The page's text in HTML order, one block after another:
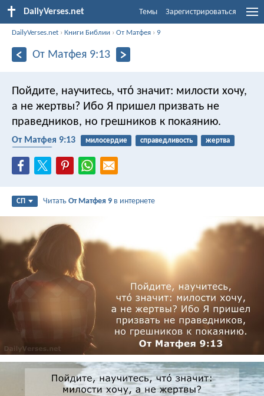
DailyVerses.net Темы Зарегистрироваться
DailyVerses.net ›Книги Библии ›От Матфея › 9
От Матфея 9:13
Пойдите, научитесь, что́ значит: милости хочу,
а не жертвы? Ибо Я пришел призвать не
праведников, но грешников к покаянию.
От Матфея 9:13 милосердие справедливость
жертва
СП ЧитатьОт Матфея 9 в интернете